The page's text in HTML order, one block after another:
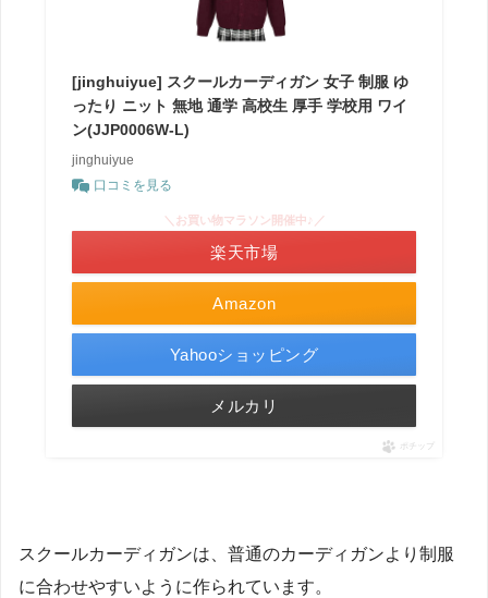
[jinghuiyue] スクールカーディガン 女子 制服 ゆ
ったり ニット 無地 通学 高校生 厚手 学校用 ワイ
ン(JJP0006W-L)
jinghuiyue
口コミを見る
Amazon
＼お買い物マラソン開催中♪／
楽天市場
Yahooショッピング
メルカリ
ポチップ
スクールカーディガンは、普通のカーディガンより制服
に合わせやすいように作られています。